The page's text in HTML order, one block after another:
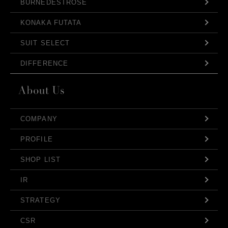
BURNEDESTROSE
KONAKA FUTATA
SUIT SELECT
DIFFERENCE
COMPANY
PROFILE
SHOP LIST
IR
STRATEGY
CSR